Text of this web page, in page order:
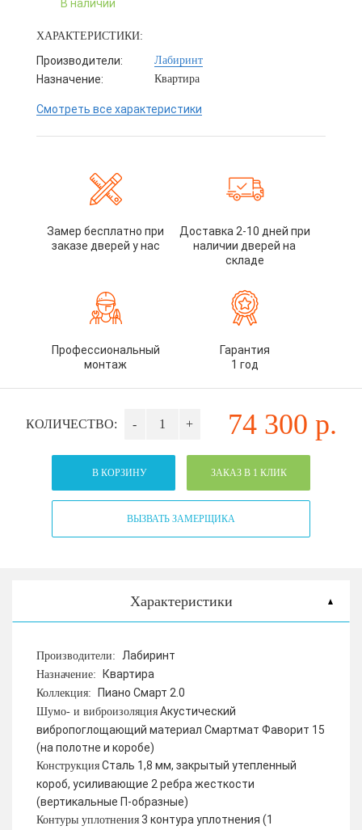
В наличии
ХАРАКТЕРИСТИКИ:
Производители: Лабиринт
Назначение: Квартира
Смотреть все характеристики
Замер бесплатно при
заказе дверей у нас
Доставка 2-10 дней при
наличии дверей на
складе
Профессиональный
монтаж
Гарантия
1 год
КОЛИЧЕСТВО: - + 74 300 р.
В КОРЗИНУ ЗАКАЗ В 1 КЛИК
ВЫЗВАТЬ ЗАМЕРЩИКА
Характеристики
Производители: Лабиринт
Назначение: Квартира
Коллекция: Пиано Смарт 2.0
Шумо- и виброизоляция Акустический
вибропоглощающий материал Смартмат Фаворит 15
(на полотне и коробе)
Конструкция Сталь 1,8 мм, закрытый утепленный
короб, усиливающие 2 ребра жесткости
(вертикальные П-образные)
Контуры уплотнения 3 контура уплотнения (1